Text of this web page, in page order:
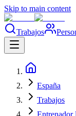
Skip to main content
Trabajos
España
Trabajos
Entrenador